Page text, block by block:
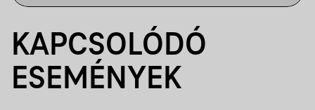
KAPCSOLÓDÓ
ESEMÉNYEK